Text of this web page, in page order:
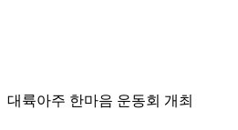
대륙아주 한마음 운동회 개최